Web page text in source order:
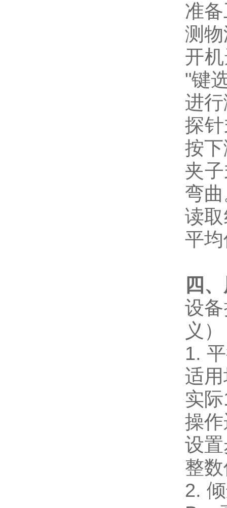
准
测
开
"键
进
探
按
夹
弯
读
平
四
设
义
1.
适
实
操
设
整
2.